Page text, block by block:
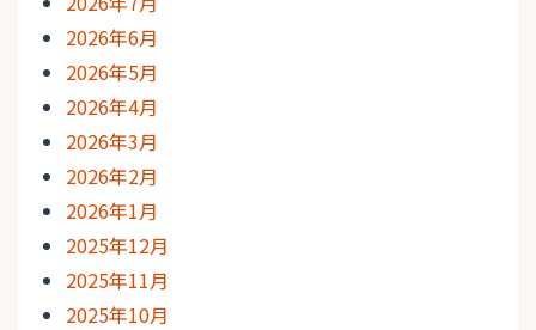
2026年6月
2026年5月
2026年4月
2026年3月
2026年2月
2026年1月
2025年12月
2025年11月
2025年10月